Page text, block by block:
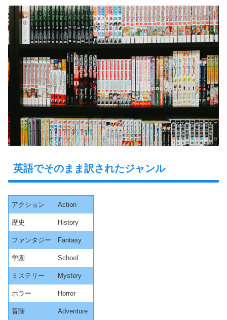
英語でそのまま訳されたジャンル
アクション Action
歴史 History
ファンタジー Fantasy
学園 School
ミステリー Mystery
ホラー Horror
冒険 Adventure